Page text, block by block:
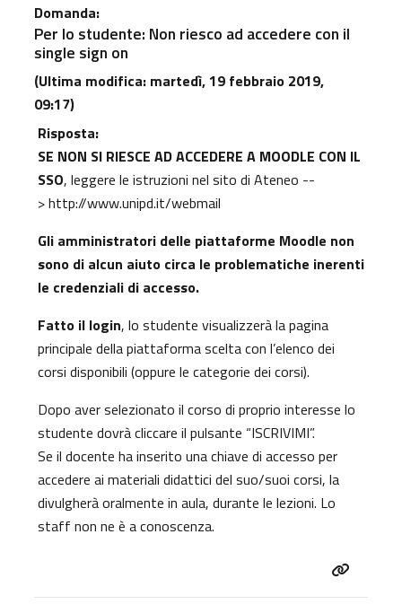
Domanda:
Per lo studente: Non riesco ad accedere con il
single sign on
(Ultima modifica: martedì, 19 febbraio 2019,
09:17)
Risposta:
SE NON SI RIESCE AD ACCEDERE A MOODLE CON IL
SSO, leggere le istruzioni nel sito di Ateneo --
>http://www.unipd.it/webmail
Gli amministratori delle piattaforme Moodle non
sono di alcun aiuto circa le problematiche inerenti
le credenziali di accesso.
Fatto il login, lo studente visualizzerà la pagina
principale della piattaforma scelta con l’elenco dei
corsi disponibili (oppure le categorie dei corsi).
Dopo aver selezionato il corso di proprio interesse lo
studente dovrà cliccare il pulsante “ISCRIVIMI”.
Se il docente ha inserito una chiave di accesso per
accedere ai materiali didattici del suo/suoi corsi, la
divulgherà oralmente in aula, durante le lezioni. Lo
staff non ne è a conoscenza.